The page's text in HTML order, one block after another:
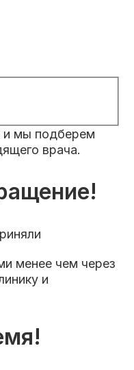
и мы подберем
врача.
менее чем через
и